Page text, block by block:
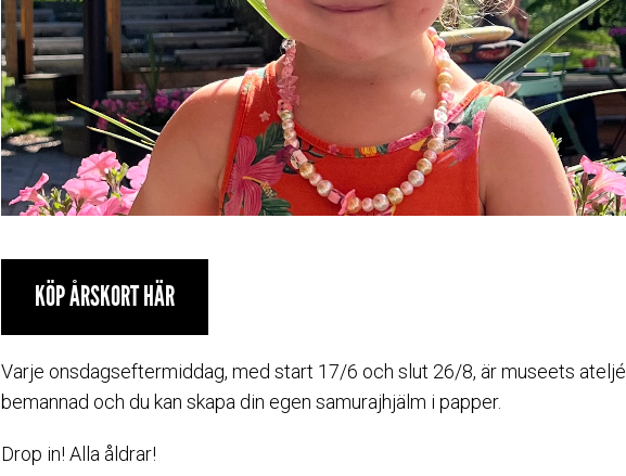
KÖP ÅRSKORT HÄR
Varje onsdagseftermiddag, med start 17/6 och slut 26/8, är museets ateljé
bemannad och du kan skapa din egen samurajhjälm i papper.
Drop in! Alla åldrar!